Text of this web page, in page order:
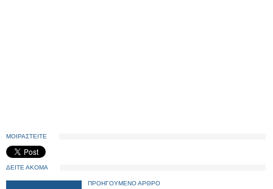
ΜΟΙΡΑΣΤΕΙΤΕ
ΔΕΙΤΕ ΑΚΟΜΑ
ΠΡΟΗΓΟΥΜΕΝΟ ΑΡΘΡΟ